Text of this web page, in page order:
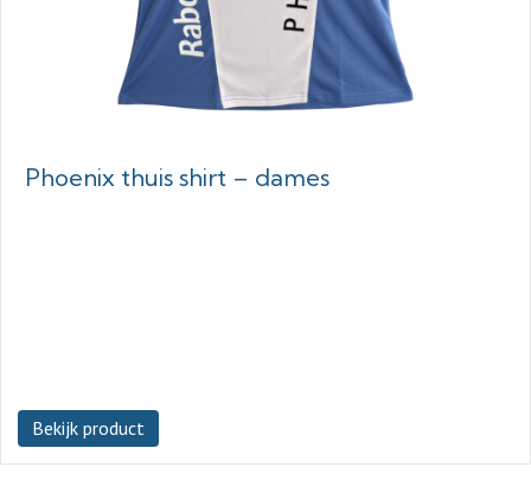
Phoenix thuis shirt – dames
Bekijk product